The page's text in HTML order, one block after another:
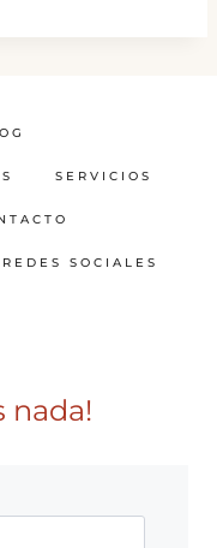
SERVICIOS
SOCIALES
nada!